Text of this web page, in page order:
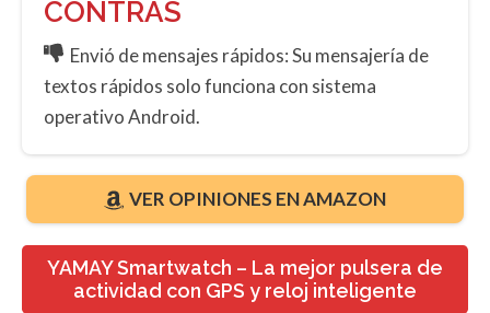
CONTRAS
Envió de mensajes rápidos: Su mensajería de
textos rápidos solo funciona con sistema
operativo Android.
VER OPINIONES EN AMAZON
YAMAY Smartwatch – La mejor pulsera de
actividad con GPS y reloj inteligente